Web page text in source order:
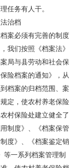
任务有人干。
治档
案必须有完善的制度
我们按照《档案法》
局与县劳动和社会保
险档案的通知》，从
档案的归档范围、案
定，使农村养老保险
村保险处建立健全了
制度》、《档案保管
度》、《档案鉴定销
等一系列档案管理制